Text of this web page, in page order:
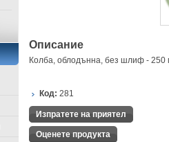
Описание
Колба, облодънна, без шлиф - 250
Код: 281
Изпратете на приятел
Оценете продукта